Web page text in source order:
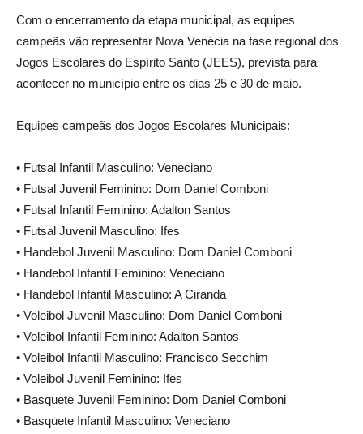
Com o encerramento da etapa municipal, as equipes
campeãs vão representar Nova Venécia na fase regional dos
Jogos Escolares do Espírito Santo (JEES), prevista para
acontecer no município entre os dias 25 e 30 de maio.
Equipes campeãs dos Jogos Escolares Municipais:
• Futsal Infantil Masculino: Veneciano
• Futsal Juvenil Feminino: Dom Daniel Comboni
• Futsal Infantil Feminino: Adalton Santos
• Futsal Juvenil Masculino: Ifes
• Handebol Juvenil Masculino: Dom Daniel Comboni
• Handebol Infantil Feminino: Veneciano
• Handebol Infantil Masculino: A Ciranda
• Voleibol Juvenil Masculino: Dom Daniel Comboni
• Voleibol Infantil Feminino: Adalton Santos
• Voleibol Infantil Masculino: Francisco Secchim
• Voleibol Juvenil Feminino: Ifes
• Basquete Juvenil Feminino: Dom Daniel Comboni
• Basquete Infantil Masculino: Veneciano